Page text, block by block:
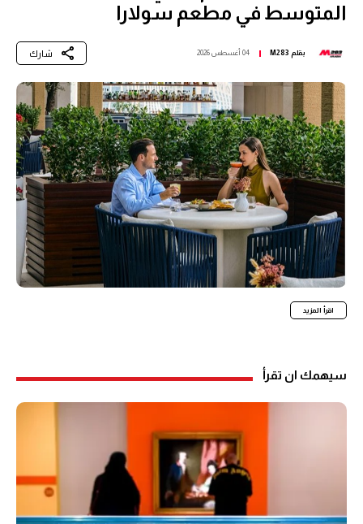
المتوسط في مطعم سولارا
بقلم M283 04 أغسطس 2026 شارك
اقرأ المزيد
سيهمك ان تقرأ